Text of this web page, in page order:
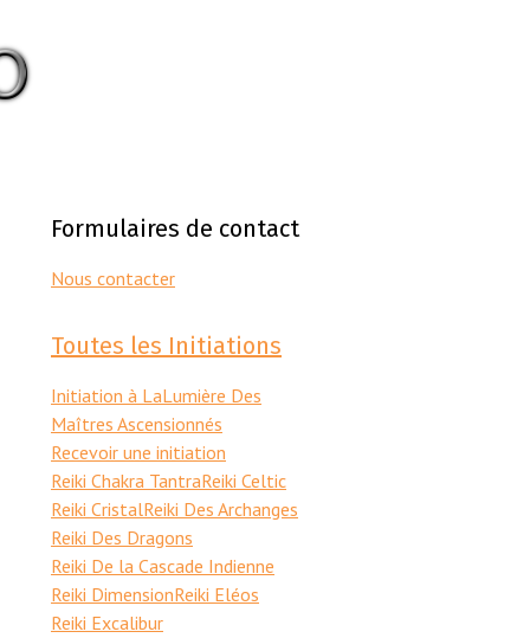
Formulaires de contact
Nous contacter
Toutes les Initiations
Initiation à LaLumière Des
Maîtres Ascensionnés
Recevoir une initiation
Reiki Chakra TantraReiki Celtic
Reiki CristalReiki Des Archanges
Reiki Des Dragons
Reiki De la Cascade Indienne
Reiki DimensionReiki Eléos
Reiki Excalibur